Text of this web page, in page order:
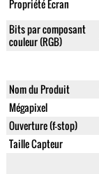
Propriété Ecran
Bits par composant
couleur (RGB)
Nom du Produit
Mégapixel
Ouverture (f-stop)
Taille Capteur